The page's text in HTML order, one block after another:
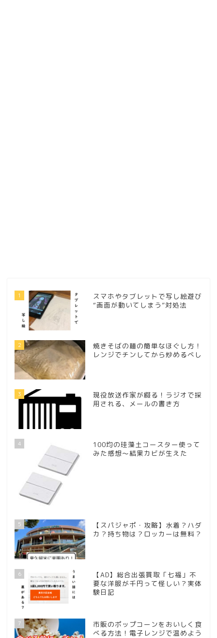
1
スマホやタブレットで写し絵遊び
“画面が動いてしまう”対処法
2
焼きそばの麺の簡単なほぐし方！
レンジでチンしてから炒めるべし
3
現役放送作家が綴る！ラジオで採
用される、メールの書き方
4
100均の珪藻土コースター使って
みた感想～結果カビが生えた
5
【スパジャポ・攻略】水着？ハダ
カ？持ち物は？ロッカーは無料？
6
【AD】総合出張買取「七福」不
要な洋服が千円って怪しい？実体
験日記
7
市販のポップコーンをおいしく食
べる方法！電子レンジで温めよう